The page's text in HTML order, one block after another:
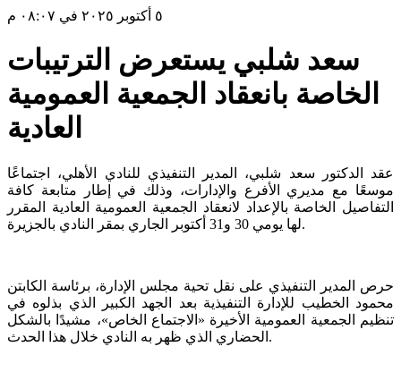
٥ أكتوبر ٢٠٢٥ في ٠٨:٠٧ م
سعد شلبي يستعرض الترتيبات
الخاصة بانعقاد الجمعية العمومية
العادية
عقد الدكتور سعد شلبي، المدير التنفيذي للنادي الأهلي، اجتماعًا
موسعًا مع مديري الأفرع والإدارات، وذلك في إطار متابعة كافة
التفاصيل الخاصة بالإعداد لانعقاد الجمعية العمومية العادية المقرر
لها يومي 30 و31 أكتوبر الجاري بمقر النادي بالجزيرة.
حرص المدير التنفيذي على نقل تحية مجلس الإدارة، برئاسة الكابتن
محمود الخطيب للإدارة التنفيذية بعد الجهد الكبير الذي بذلوه في
تنظيم الجمعية العمومية الأخيرة «الاجتماع الخاص»، مشيدًا بالشكل
الحضاري الذي ظهر به النادي خلال هذا الحدث.